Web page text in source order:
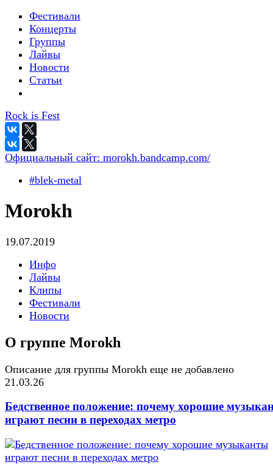
Фестивали
Концерты
Группы
Лайвы
Новости
Статьи
Rock is Fest
Официальный сайт: morokh.bandcamp.com/
#blek-metal
Morokh
19.07.2019
Инфо
Лайвы
Клипы
Фестивали
Новости
О группе Morokh
Описание для группы Morokh еще не добавлено
21.03.26
Бедственное положение: почему хорошие
играют песни в переходах метро